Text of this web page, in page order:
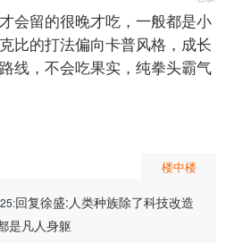
会留的很晚才吃，一般都是小
比的打法偏向卡普风格，成长
线，不会吃果实，纯拳头霸气
楼中楼
:回复徐盛:人类种族除了科技改造
是凡人身躯